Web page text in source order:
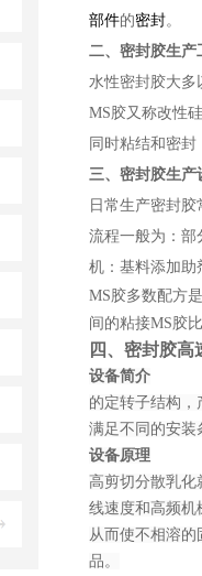
部件的密封。
二、密封胶生产
水性密封胶大多
MS胶又称改性
同时粘结和密
三、密封胶生产
日常生产密封胶
流程一般为：部
机：基料添加助
MS胶多数配方
间的粘接MS胶
四、密封胶高
设备简介
的定转子结构
满足不同的安装
设备原理
高剪切分散乳
线速度和高频机
从而使不相溶
品。